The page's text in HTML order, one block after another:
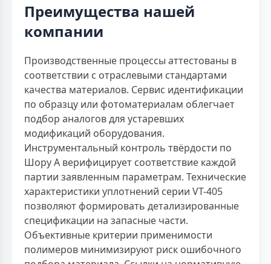
Преимущества нашей
компании
Производственные процессы аттестованы в
соответствии с отраслевыми стандартами
качества материалов. Сервис идентификации
по образцу или фотоматериалам облегчает
подбор аналогов для устаревших
модификаций оборудования.
Инструментальный контроль твёрдости по
Шору А верифицирует соответствие каждой
партии заявленным параметрам. Технические
характеристики уплотнений серии VT-405
позволяют формировать детализированные
спецификации на запасные части.
Объективные критерии применимости
полимеров минимизируют риск ошибочного